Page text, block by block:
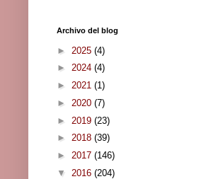
Archivo del blog
► 2025 (4)
► 2024 (4)
► 2021 (1)
► 2020 (7)
► 2019 (23)
► 2018 (39)
► 2017 (146)
▼ 2016 (204)